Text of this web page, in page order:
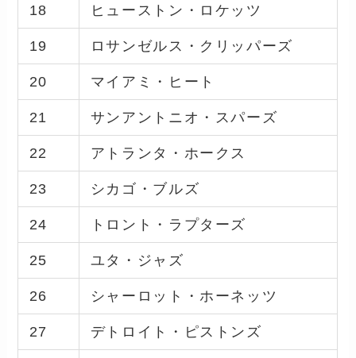
18 ヒューストン・ロケッツ
19 ロサンゼルス・クリッパーズ
20 マイアミ・ヒート
21 サンアントニオ・スパーズ
22 アトランタ・ホークス
23 シカゴ・ブルズ
24 トロント・ラプターズ
25 ユタ・ジャズ
26 シャーロット・ホーネッツ
27 デトロイト・ピストンズ